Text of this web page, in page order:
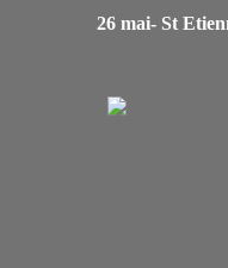
26 mai- St